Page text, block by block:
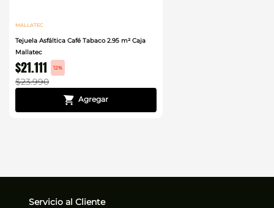
MALLATEC
Tejuela Asfáltica Café Tabaco 2.95 m² Caja
Mallatec
$21.111 12%
$23.990
Servicio al Cliente